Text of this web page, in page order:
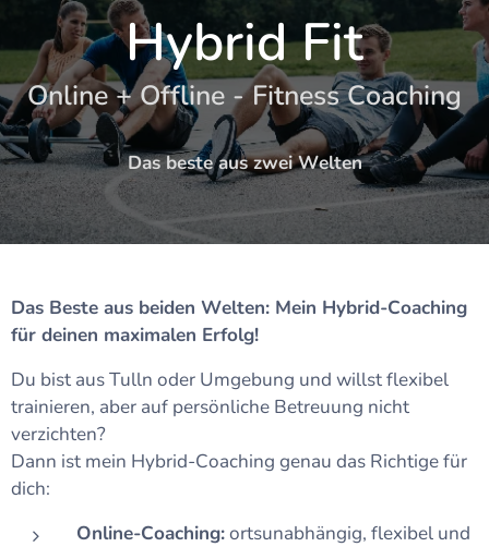
Hybrid Fit
Online + Offline - Fitness Coaching
Das beste aus zwei Welten
Das Beste aus beiden Welten: Mein Hybrid-Coaching
für deinen maximalen Erfolg!
Du bist aus Tulln oder Umgebung und willst flexibel
trainieren, aber auf persönliche Betreuung nicht
verzichten?
Dann ist mein Hybrid-Coaching genau das Richtige für
dich:
Online-Coaching:ortsunabhängig, flexibel und